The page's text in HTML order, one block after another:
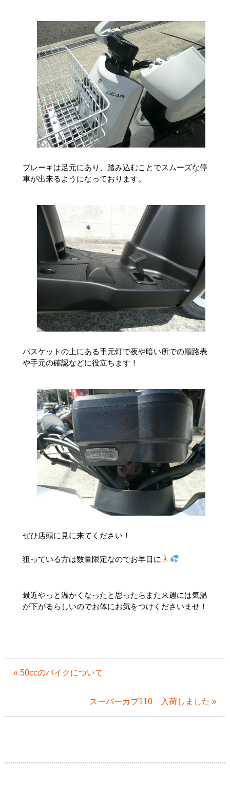
ブレーキは足元にあり、踏み込むことでスムーズな停
車が出来るようになっております。
バスケットの上にある手元灯で夜や暗い所での順路表
や手元の確認などに役立ちます！
ぜひ店頭に見に来てください！
狙っている方は数量限定なのでお早目に
最近やっと温かくなったと思ったらまた来週には気温
が下がるらしいのでお体にお気をつけくださいませ！
« 50ccのバイクについて
スーパーカブ110 入荷しました »